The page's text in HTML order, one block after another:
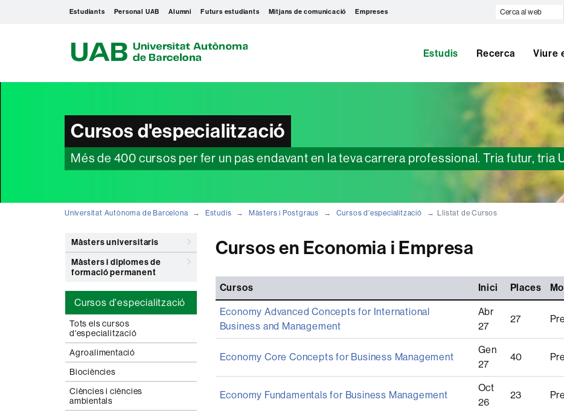
Estudiants Personal UAB Alumni Futurs estudiants Mitjans de comunicació Empreses
Cerca
B
Estudis Recerca Viure
Cursos d'especialització
Més de 400 cursos per fer un pas endavant en la teva carrera professional. Tria futur, tria
Universitat Autònoma de Barcelona Estudis Màsters i Postgraus Cursos d'especialització Llistat de Cursos
Màsters universitaris
Màsters i diplomes de
formació permanent
Cursos d'especialització
Tots els cursos
d'especialització
Agroalimentació
Biociències
Ciències i ciències
ambientals
Cursos en Economia i Empresa
Cursos Inici Places
Economy Advanced Concepts for International
Business and Management
Abr
27
27
Economy Core Concepts for Business Management
Gen
27
40
Economy Fundamentals for Business Management
Oct
26
23